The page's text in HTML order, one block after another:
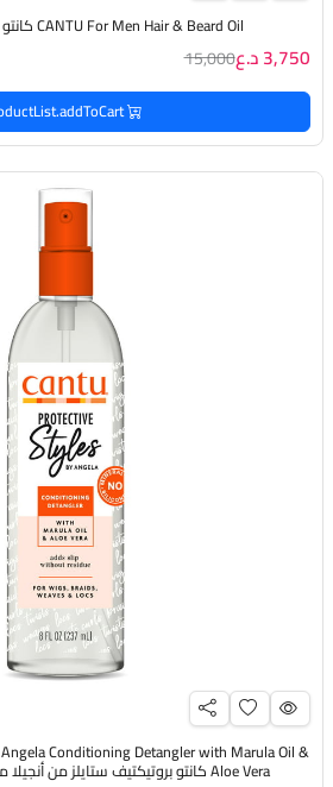
CANTU For Men Hair & Beard Oil كانتو زيت للشعر واللحية
3,750 د.ع 15,000
productList.addToCart
Conditioning Detangler with Marula Oil &
Aloe Vera كانتو بروتيكتيف ستايلز من أنجيلا مكيف فك تشابك الشعر